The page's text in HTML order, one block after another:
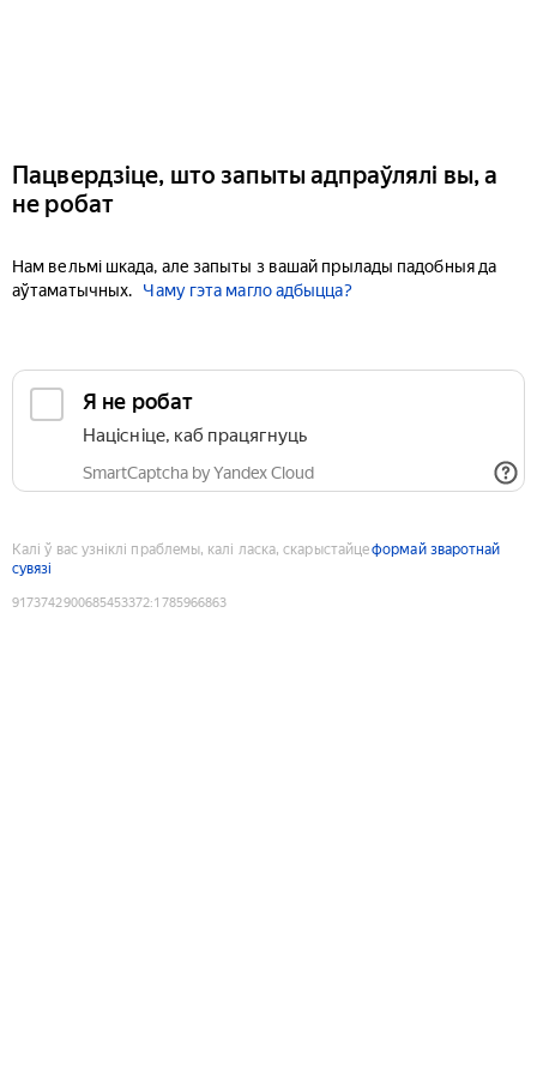
Пацвердзіце, што запыты адпраўлялі вы, а
не робат
Нам вельмі шкада, але запыты з вашай прылады падобныя да
аўтаматычных.
Чаму гэта магло адбыцца?
Я не робат
Націсніце, каб працягнуць
SmartCaptcha by Yandex Cloud
Калі ў вас узніклі праблемы, калі ласка, скарыстайцеформай зваротнай
сувязі
9173742900685453372:1785966863